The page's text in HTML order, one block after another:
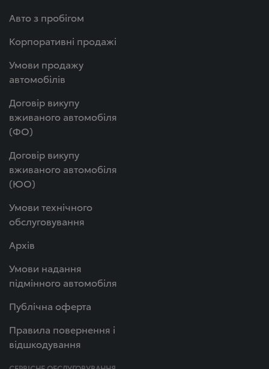
Авто з пробігом
Корпоративні продажі
Умови продажу
автомобілів
Договір викупу
вживаного автомобіля
(ФО)
Договір викупу
вживаного автомобіля
(ЮО)
Умови технічного
обслуговування
Архів
Умови надання
підмінного автомобіля
Публічна оферта
Правила повернення і
відшкодування